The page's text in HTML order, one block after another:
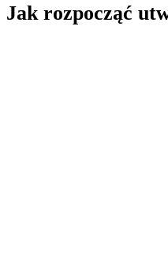
Jak rozpocząć